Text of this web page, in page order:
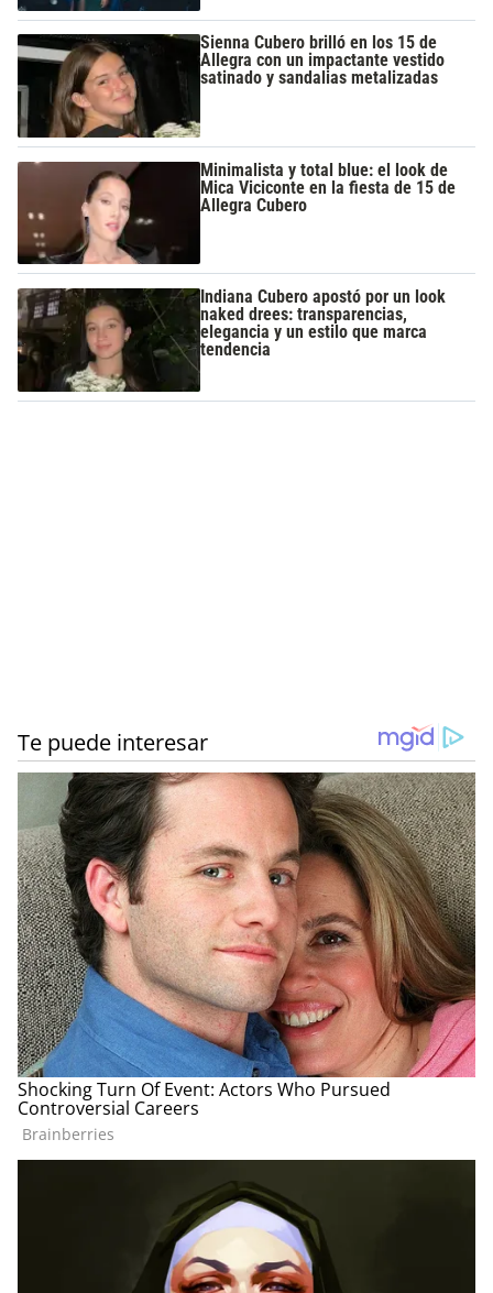
Sienna Cubero brilló en los 15 de
Allegra con un impactante vestido
satinado y sandalias metalizadas
Minimalista y total blue: el look de
Mica Viciconte en la fiesta de 15 de
Allegra Cubero
Indiana Cubero apostó por un look
naked drees: transparencias,
elegancia y un estilo que marca
tendencia